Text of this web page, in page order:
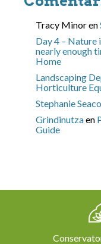
Tracy Minoren
Day 4 – Nature
nearly enough
Home
Landscaping
Horticulture
Stephanie
Grindinutzaen
Guide